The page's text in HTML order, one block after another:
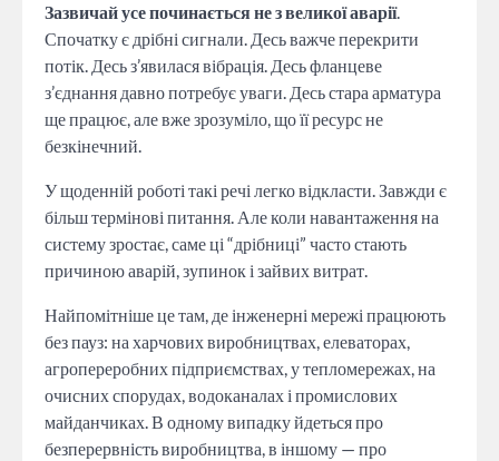
Зазвичай усе починається не з великої аварії.
Спочатку є дрібні сигнали. Десь важче перекрити
потік. Десь з’явилася вібрація. Десь фланцеве
з’єднання давно потребує уваги. Десь стара арматура
ще працює, але вже зрозуміло, що її ресурс не
безкінечний.
У щоденній роботі такі речі легко відкласти. Завжди є
більш термінові питання. Але коли навантаження на
систему зростає, саме ці “дрібниці” часто стають
причиною аварій, зупинок і зайвих витрат.
Найпомітніше це там, де інженерні мережі працюють
без пауз: на харчових виробництвах, елеваторах,
агропереробних підприємствах, у тепломережах, на
очисних спорудах, водоканалах і промислових
майданчиках. В одному випадку йдеться про
безперервність виробництва, в іншому — про